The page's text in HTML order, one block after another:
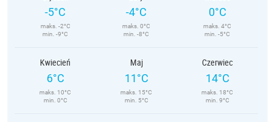
-5°C
maks. -2°C
min. -9°C
-4°C
maks. 0°C
min. -8°C
0°C
maks. 4°C
min. -5°C
Kwiecień
6°C
maks. 10°C
min. 0°C
Maj
11°C
maks. 15°C
min. 5°C
Czerwiec
14°C
maks. 18°C
min. 9°C